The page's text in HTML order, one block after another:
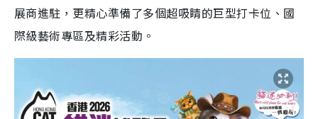
展商進駐，更精心準備了多個超吸睛的巨型打卡位、國
際級藝術專區及精彩活動。